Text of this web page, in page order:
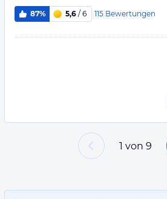
87% 5,6 / 6 115 Bewertungen
1 von 9